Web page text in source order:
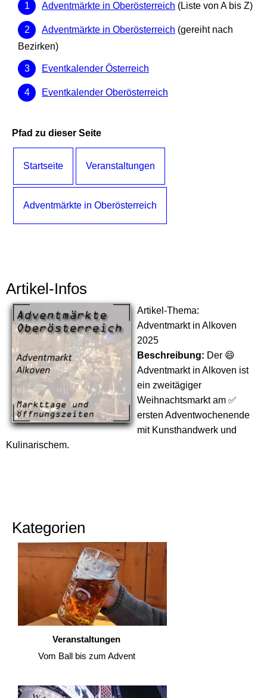
Adventmärkte in Oberösterreich (Liste von A bis Z)
Adventmärkte in Oberösterreich (gereiht nach
Bezirken)
Eventkalender Österreich
Eventkalender Oberösterreich
Pfad zu dieser Seite
Startseite Veranstaltungen
Adventmärkte in Oberösterreich
Artikel-Infos
Artikel-Thema:
Adventmarkt in Alkoven
2025
Beschreibung: Der 😄
Adventmarkt in Alkoven ist
ein zweitägiger
Weihnachtsmarkt am ✅
ersten Adventwochenende
mit Kunsthandwerk und
Kulinarischem.
Kategorien
Veranstaltungen
Vom Ball bis zum Advent